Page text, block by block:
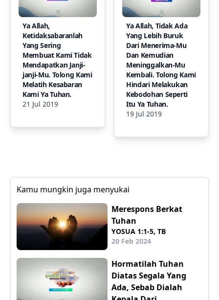
Ya Allah,
Ketidaksabaranlah
Yang Sering
Membuat Kami Tidak
Mendapatkan Janji-
janji-Mu. Tolong Kami
Melatih Kesabaran
Kami Ya Tuhan.
21 Jul 2019
Ya Allah, Tidak Ada
Yang Lebih Buruk
Dari Menerima-Mu
Dan Kemudian
Meninggalkan-Mu
Kembali. Tolong Kami
Hindari Melakukan
Kebodohan Seperti
Itu Ya Tuhan.
19 Jul 2019
Kamu mungkin juga menyukai
Merespons Berkat
Tuhan
YOSUA 1:1-5, TB
20 Feb 2024
Hormatilah Tuhan
Diatas Segala Yang
Ada, Sebab Dialah